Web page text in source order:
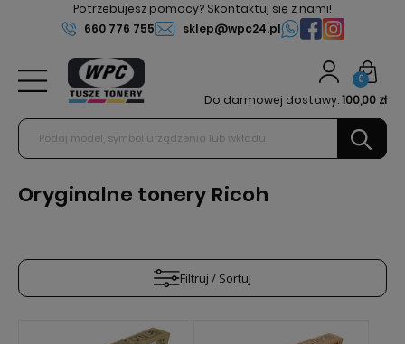
Potrzebujesz pomocy? Skontaktuj się z nami!
660 776 755
sklep@wpc24.pl
0
Do darmowej dostawy:100,00 zł
Oryginalne tonery Ricoh
Filtruj / Sortuj